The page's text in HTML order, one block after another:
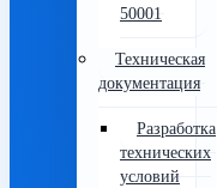
50001
Техническая
документация
Разработка
технических
условий